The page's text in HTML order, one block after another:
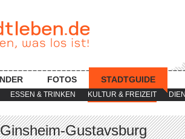
ESSEN & TRINKEN KULTUR & FREIZEIT
FOTOS STADTGUIDE
Gustavsburg